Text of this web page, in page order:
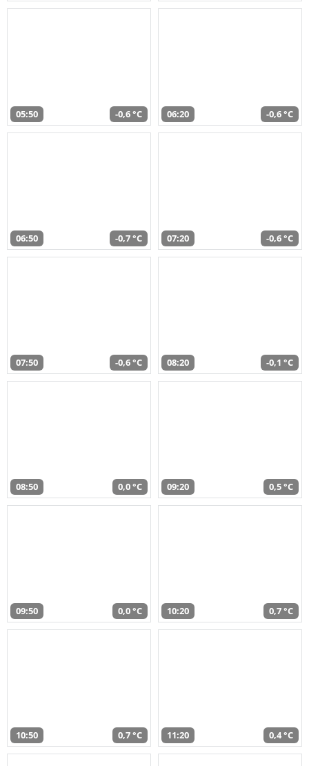
05:50 -0,6 °C 06:20 -0,6 °C
06:50 -0,7 °C 07:20 -0,6 °C
07:50 -0,6 °C 08:20 -0,1 °C
08:50 0,0 °C 09:20 0,5 °C
09:50 0,0 °C 10:20 0,7 °C
10:50 0,7 °C 11:20 0,4 °C